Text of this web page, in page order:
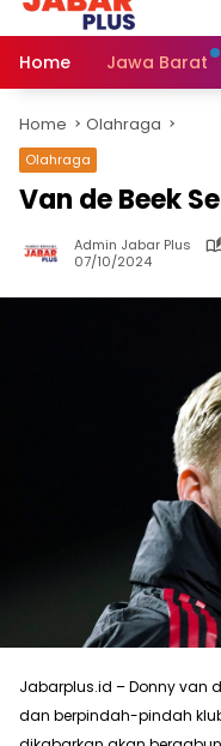
Home
Jawa Barat
Home Olahraga
Olahraga
Van de Beek
Admin Jabar Plus
07/10/2024
Jabarplus.id – Donny van
dan berpindah-pindah